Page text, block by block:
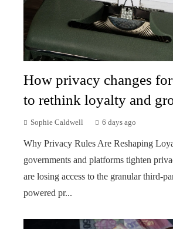
How privacy changes
to rethink loyalty and
Sophie Caldwell 6 days ago
Why Privacy Rules Are Reshaping
governments and platforms tighten
are losing access to the granular third-
powered pr...